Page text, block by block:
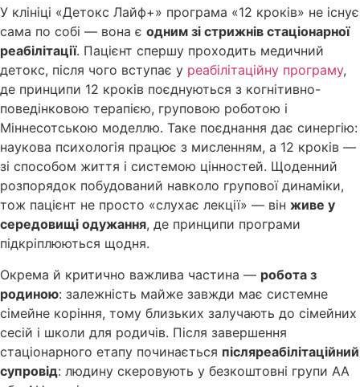
У клініці «Детокс Лайф+» програма «12 кроків» не існує
сама по собі — вона є одним зі стрижнів стаціонарної
реабілітації. Пацієнт спершу проходить медичний
детокс, після чого вступає у реабілітаційну програму,
де принципи 12 кроків поєднуються з когнітивно-
поведінковою терапією, груповою роботою і
Міннесотською моделлю. Таке поєднання дає синергію:
наукова психологія працює з мисленням, а 12 кроків —
зі способом життя і системою цінностей. Щоденний
розпорядок побудований навколо групової динаміки,
тож пацієнт не просто «слухає лекції» — він живе у
середовищі одужання, де принципи програми
підкріплюються щодня.
Окрема й критично важлива частина — робота з
родиною: залежність майже завжди має системне
сімейне коріння, тому близьких залучають до сімейних
сесій і школи для родичів. Після завершення
стаціонарного етапу починається післяреабілітаційний
супровід: людину скеровують у безкоштовні групи АА